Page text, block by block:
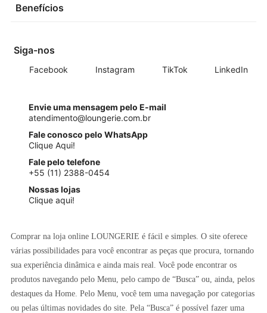
Benefícios
Siga-nos
Facebook Instagram TikTok LinkedIn
Envie uma mensagem pelo E-mail
atendimento@loungerie.com.br
Fale conosco pelo WhatsApp
Clique Aqui!
Fale pelo telefone
+55 (11) 2388-0454
Nossas lojas
Clique aqui!
Comprar na loja online LOUNGERIE é fácil e simples. O site oferece
várias possibilidades para você encontrar as peças que procura, tornando
sua experiência dinâmica e ainda mais real. Você pode encontrar os
produtos navegando pelo Menu, pelo campo de “Busca” ou, ainda, pelos
destaques da Home. Pelo Menu, você tem uma navegação por categorias
ou pelas últimas novidades do site. Pela “Busca” é possível fazer uma